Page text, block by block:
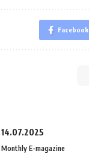
Facebook
14.07.2025
Monthly E-magazine